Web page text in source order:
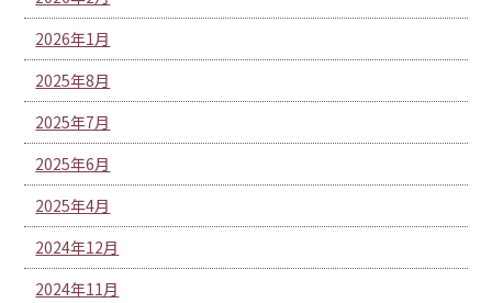
2026年1月
2025年8月
2025年7月
2025年6月
2025年4月
2024年12月
2024年11月